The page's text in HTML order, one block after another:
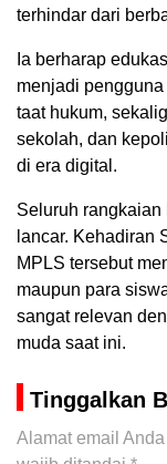
terhindar dari
Ia berharap
menjadi
taat hukum,
sekolah, dan
di era digital.
Seluruh rangkaian
lancar. Kehadiran
MPLS tersebut
maupun para
sangat relevan
muda saat ini.
Tinggalkan
Alamat email